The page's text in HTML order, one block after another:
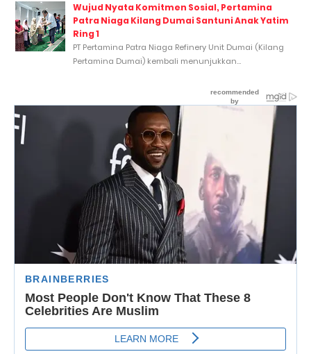
Wujud Nyata Komitmen Sosial, Pertamina
Patra Niaga Kilang Dumai Santuni Anak Yatim
Ring 1
PT Pertamina Patra Niaga Refinery Unit Dumai (Kilang
Pertamina Dumai) kembali menunjukkan...